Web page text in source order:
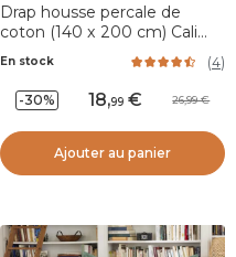
Drap housse percale de
coton (140 x 200 cm) Cali
En stock (4)
-30% 18,99 26,99
Ajouter au panier